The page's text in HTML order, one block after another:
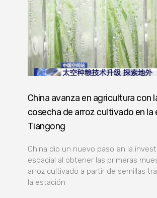
China avanza en agricultura con
cosecha de arroz cultivado en la
Tiangong
China dio un nuevo paso en la
espacial al obtener las primeras
arroz cultivado a partir de semillas
la estación